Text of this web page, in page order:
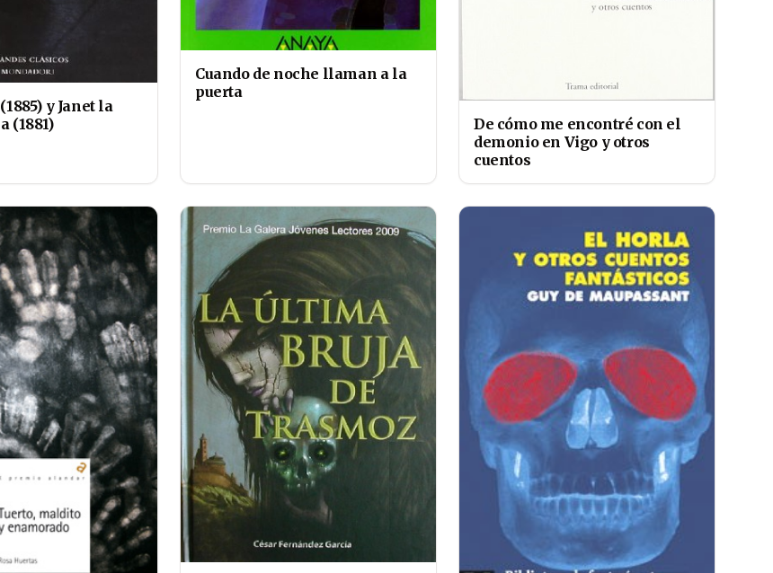
y Janet la
(1881)
Cuando de noche llaman a la
puerta
De cómo me encontré con el
demonio en Vigo y otros
cuentos